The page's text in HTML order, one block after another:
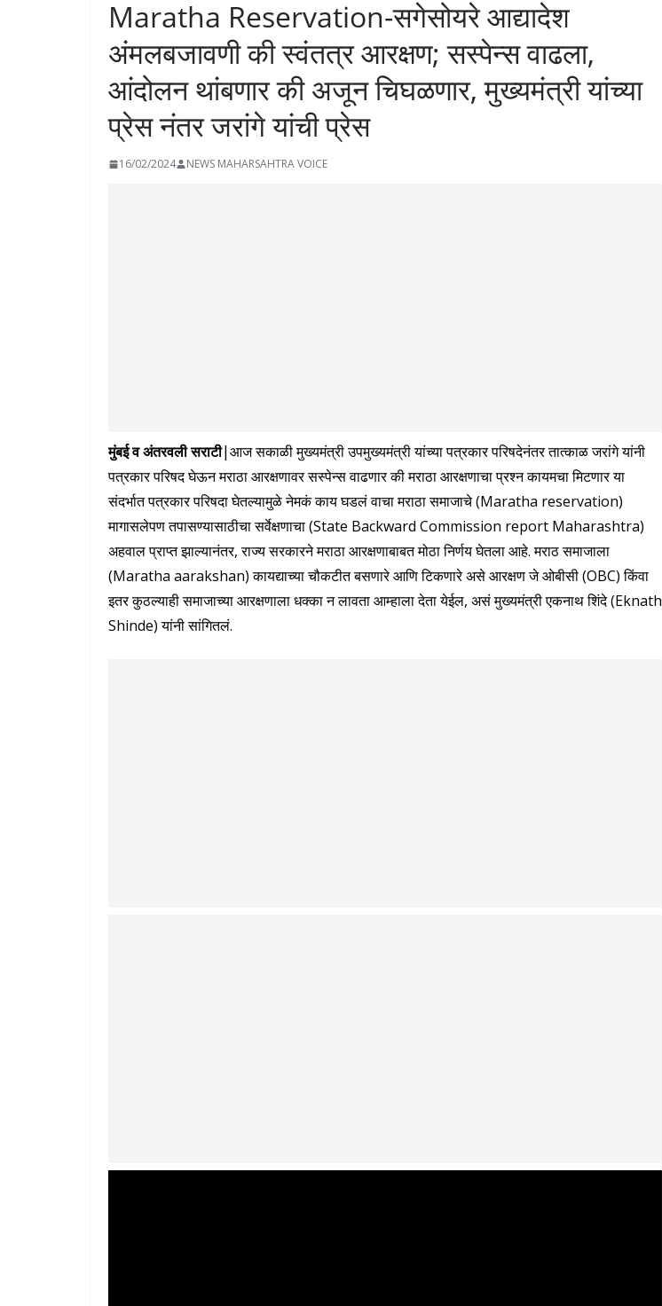
Maratha Reservation-सगेसोयरे आद्यादेश
अंमलबजावणी की स्वंतत्र आरक्षण; सस्पेन्स वाढला,
आंदोलन थांबणार की अजून चिघळणार, मुख्यमंत्री यांच्या
प्रेस नंतर जरांगे यांची प्रेस
16/02/2024 NEWS MAHARSAHTRA VOICE
मुंबई व अंतरवली सराटी|आज सकाळी मुख्यमंत्री उपमुख्यमंत्री यांच्या पत्रकार परिषदेनंतर तात्काळ जरांगे यांनी
पत्रकार परिषद घेऊन मराठा आरक्षणावर सस्पेन्स वाढणार की मराठा आरक्षणाचा प्रश्न कायमचा मिटणार या
संदर्भात पत्रकार परिषदा घेतल्यामुळे नेमकं काय घडलं वाचा मराठा समाजाचे (Maratha reservation)
मागासलेपण तपासण्यासाठीचा सर्वेक्षणाचा (State Backward Commission report Maharashtra)
अहवाल प्राप्त झाल्यानंतर, राज्य सरकारने मराठा आरक्षणाबाबत मोठा निर्णय घेतला आहे. मराठ समाजाला
(Maratha aarakshan) कायद्याच्या चौकटीत बसणारे आणि टिकणारे असे आरक्षण जे ओबीसी (OBC) किंवा
इतर कुठल्याही समाजाच्या आरक्षणाला धक्का न लावता आम्हाला देता येईल, असं मुख्यमंत्री एकनाथ शिंदे (Eknath
Shinde) यांनी सांगितलं.